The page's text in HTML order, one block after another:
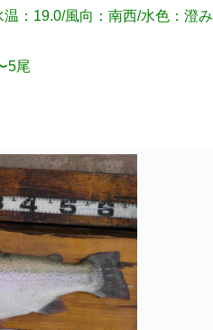
：19.0/風向：南西/水色：澄み
5尾